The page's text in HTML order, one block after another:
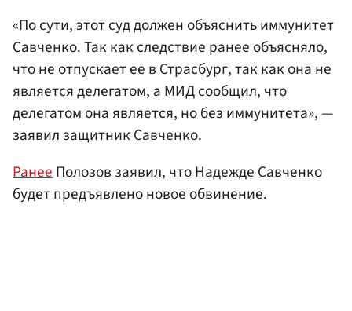
«По сути, этот суд должен объяснить иммунитет
Савченко. Так как следствие ранее объясняло,
что не отпускает ее в Страсбург, так как она не
является делегатом, а МИДсообщил, что
делегатом она является, но без иммунитета», —
заявил защитник Савченко.
РанееПолозов заявил, что Надежде Савченко
будет предъявлено новое обвинение.